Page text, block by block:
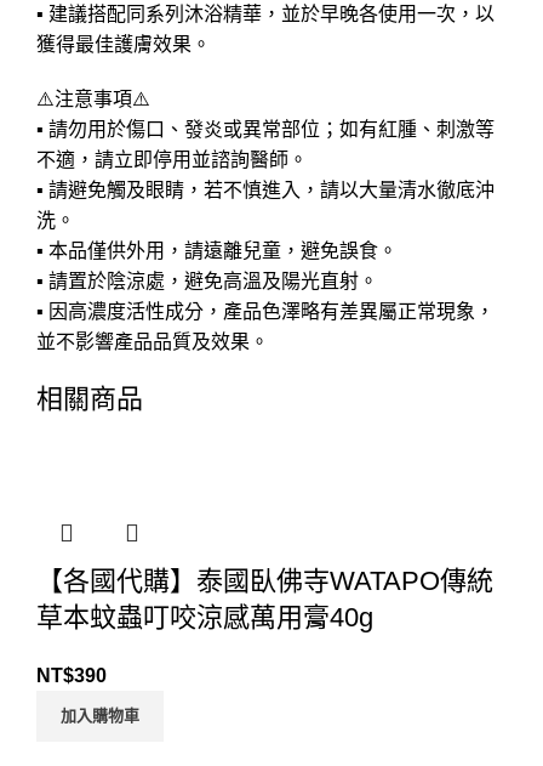
▪ 建議搭配同系列沐浴精華，並於早晚各使用一次，以
獲得最佳護膚效果。
⚠️注意事項⚠️
▪ 請勿用於傷口、發炎或異常部位；如有紅腫、刺激等
不適，請立即停用並諮詢醫師。
▪ 請避免觸及眼睛，若不慎進入，請以大量清水徹底沖
洗。
▪ 本品僅供外用，請遠離兒童，避免誤食。
▪ 請置於陰涼處，避免高溫及陽光直射。
▪ 因高濃度活性成分，產品色澤略有差異屬正常現象，
並不影響產品品質及效果。
相關商品
【各國代購】泰國臥佛寺WATAPO傳統
草本蚊蟲叮咬涼感萬用膏40g
NT$390
加入購物車